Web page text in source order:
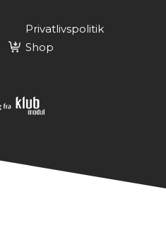
Privatlivspolitik
Shop